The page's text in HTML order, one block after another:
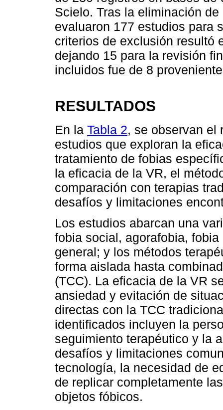
Scielo. Tras la eliminación
evaluaron 177 estudios para
criterios de exclusión resultó
dejando 15 para la revisión
incluidos fue de 8
RESULTADOS
En la Tabla 2, se observan el
estudios que exploran la
tratamiento de fobias
la eficacia de la VR, el
comparación con terapias
desafíos y limitaciones
Los estudios abarcan una
fobia social, agorafobia,
general; y los métodos
forma aislada hasta
(TCC). La eficacia de la VR
ansiedad y evitación de
directas con la TCC
identificados incluyen la
seguimiento terapéutico y la
desafíos y limitaciones
tecnología, la necesidad de
de replicar completamente
objetos fóbicos.